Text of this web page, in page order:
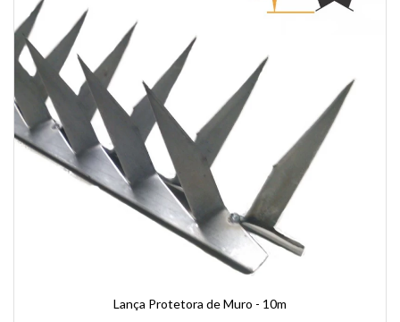
Lança Protetora de Muro - 10m